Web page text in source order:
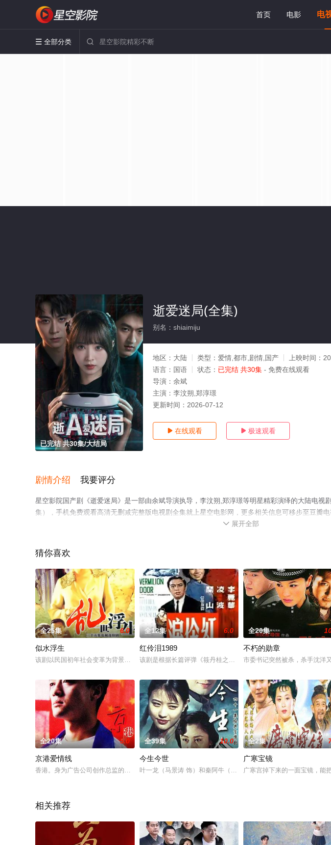
首页 电影 电
 全部分类 
已完结 共30集/大结局
逝爱迷局(全集)
别名：shiaimiju
地区： 大陆 类型： 爱情,都市,剧情,国产 上映时间：
语言： 国语 状态： 已完结 共30集 - 免费在线观看
导演： 余斌
主演： 李汶朔,郑淳璟
更新时间： 2026-07-12
 在线观看  极速观看
剧情介绍 我要评分
星空影院国产剧《逝爱迷局》是一部由余斌导演执导，李汶朔,郑淳璟等明星精彩演绎的大陆电视
集），手机免费观看高清无删减完整版电视剧全集就上星空电影网，更多相关信息可移步至豆瓣电
 展开全部
猜你喜欢
全25集 6.0
似水浮生
该剧以民国初年社会变革为背景，围绕争夺国宝玉鼎的主线展开。金玉峰为向军阀高大帅献鼎换取功名
全12集 6.0
红伶泪1989
该剧是根据长篇评弹《筱丹桂之死》改编的.
全20集
不朽的勋章
市委书记突然被杀，杀手沈洋
全20集 5.0
京港爱情线
香港。身为广告公司创作总监的女强人方明（吴倩莲 饰），事业爱情两如意。北京。体育学院体育队学
全39集 10.0
今生今世
叶一龙（马景涛 饰）和秦阿牛（岳跃利 饰）本是情同手足的兄弟
全2集
广寒宝镜
广寒宫掉下来的一面宝镜，能
相关推荐